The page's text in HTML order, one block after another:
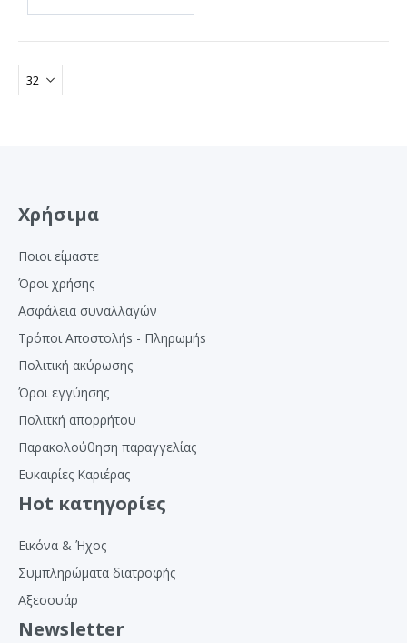
Χρήσιμα
Ποιοι είμαστε
Όροι χρήσης
Ασφάλεια συναλλαγών
Τρόποι Αποστολήs - Πληρωμήs
Πολιτική ακύρωσης
Όροι εγγύησης
Πολιτκή απορρήτου
Παρακολούθηση παραγγελίας
Ευκαιρίες Καριέρας
Hot κατηγορίες
Εικόνα & Ήχος
Συμπληρώματα διατροφής
Αξεσουάρ
Newsletter